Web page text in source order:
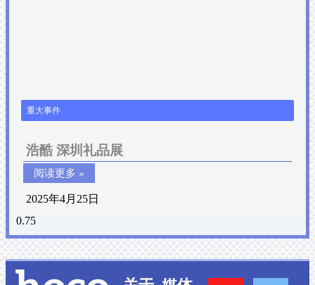
重大事件
浩酷 深圳礼品展
阅读更多 »
2025年4月25日